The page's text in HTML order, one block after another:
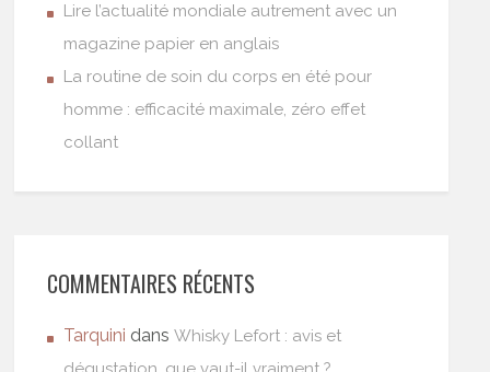
Lire l’actualité mondiale autrement avec un
magazine papier en anglais
La routine de soin du corps en été pour
homme : efficacité maximale, zéro effet
collant
COMMENTAIRES RÉCENTS
Tarquini dansWhisky Lefort : avis et